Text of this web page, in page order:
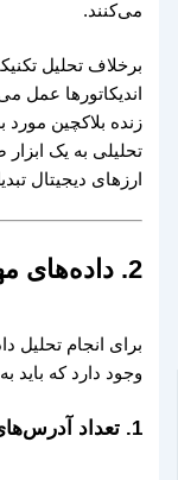
می‌کنند.
برخلاف تحلیل
اندیکاتورها عمل
زنده بلاکچین
تحلیلی به یک
ارزهای دیجیتال
2. داده‌های مهم در تحلیل زنجیره‌ای
برای انجام تحلیل
وجود دارد که باید
1. تعداد